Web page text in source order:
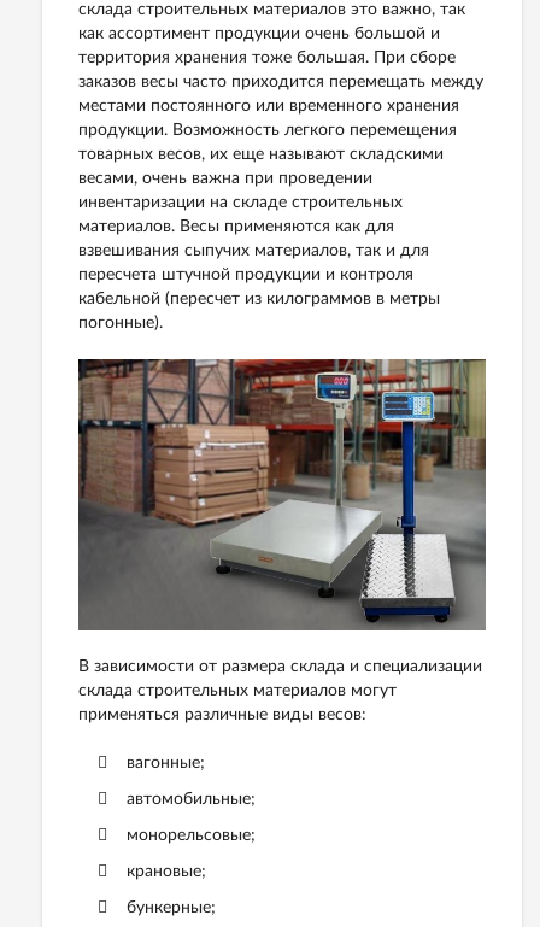
склада строительных материалов это важно, так
как ассортимент продукции очень большой и
территория хранения тоже большая. При сборе
заказов весы часто приходится перемещать между
местами постоянного или временного хранения
продукции. Возможность легкого перемещения
товарных весов, их еще называют складскими
весами, очень важна при проведении
инвентаризации на складе строительных
материалов. Весы применяются как для
взвешивания сыпучих материалов, так и для
пересчета штучной продукции и контроля
кабельной (пересчет из килограммов в метры
погонные).
В зависимости от размера склада и специализации
склада строительных материалов могут
применяться различные виды весов:
вагонные;
автомобильные;
монорельсовые;
крановые;
бункерные;